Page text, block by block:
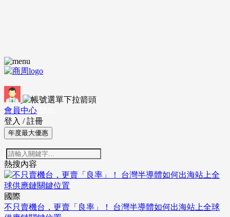
會員中心
登入 / 註冊
年度最大優惠
熱搜內容
國際
不只賣機台，更賣「良率」！ 台灣半導體如何出海站上全球